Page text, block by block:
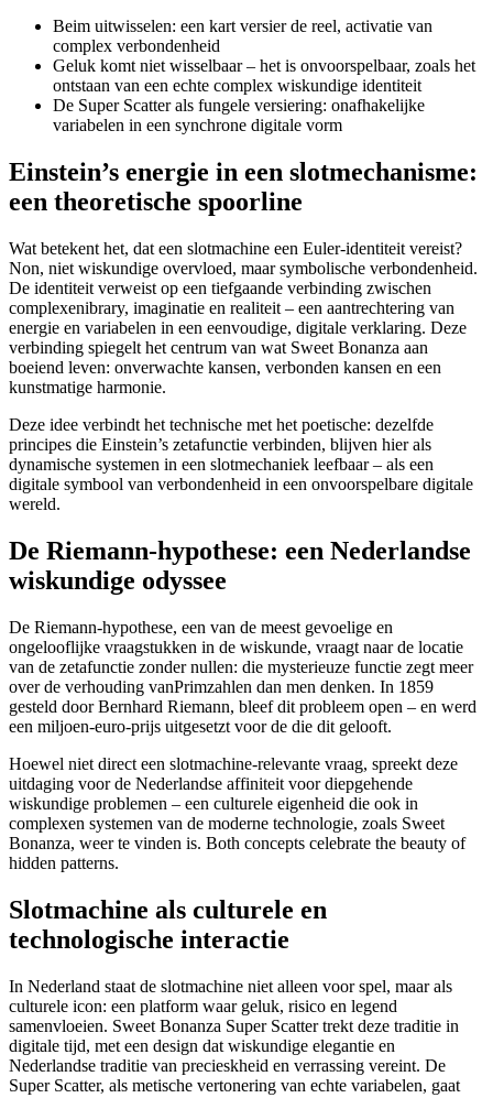
Beim uitwisselen: een kart versier de reel, activatie van
complex verbondenheid
Geluk komt niet wisselbaar – het is onvoorspelbaar, zoals het
ontstaan van een echte complex wiskundige identiteit
De Super Scatter als fungele versiering: onafhakelijke
variabelen in een synchrone digitale vorm
Einstein’s energie in een slotmechanisme:
een theoretische spoorline
Wat betekent het, dat een slotmachine een Euler-identiteit vereist?
Non, niet wiskundige overvloed, maar symbolische verbondenheid.
De identiteit verweist op een tiefgaande verbinding zwischen
complexenibrary, imaginatie en realiteit – een aantrechtering van
energie en variabelen in een eenvoudige, digitale verklaring. Deze
verbinding spiegelt het centrum van wat Sweet Bonanza aan
boeiend leven: onverwachte kansen, verbonden kansen en een
kunstmatige harmonie.
Deze idee verbindt het technische met het poetische: dezelfde
principes die Einstein’s zetafunctie verbinden, blijven hier als
dynamische systemen in een slotmechaniek leefbaar – als een
digitale symbool van verbondenheid in een onvoorspelbare digitale
wereld.
De Riemann-hypothese: een Nederlandse
wiskundige odyssee
De Riemann-hypothese, een van de meest gevoelige en
ongelooflijke vraagstukken in de wiskunde, vraagt naar de locatie
van de zetafunctie zonder nullen: die mysterieuze functie zegt meer
over de verhouding vanPrimzahlen dan men denken. In 1859
gesteld door Bernhard Riemann, bleef dit probleem open – en werd
een miljoen-euro-prijs uitgesetzt voor de die dit gelooft.
Hoewel niet direct een slotmachine-relevante vraag, spreekt deze
uitdaging voor de Nederlandse affiniteit voor diepgehende
wiskundige problemen – een culturele eigenheid die ook in
complexen systemen van de moderne technologie, zoals Sweet
Bonanza, weer te vinden is. Both concepts celebrate the beauty of
hidden patterns.
Slotmachine als culturele en
technologische interactie
In Nederland staat de slotmachine niet alleen voor spel, maar als
culturele icon: een platform waar geluk, risico en legend
samenvloeien. Sweet Bonanza Super Scatter trekt deze traditie in
digitale tijd, met een design dat wiskundige elegantie en
Nederlandse traditie van precieskheid en verrassing vereint. De
Super Scatter, als metische vertonering van echte variabelen, gaat